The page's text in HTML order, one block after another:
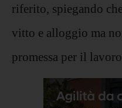
riferito, spiegando
vitto e alloggio ma
promessa per il